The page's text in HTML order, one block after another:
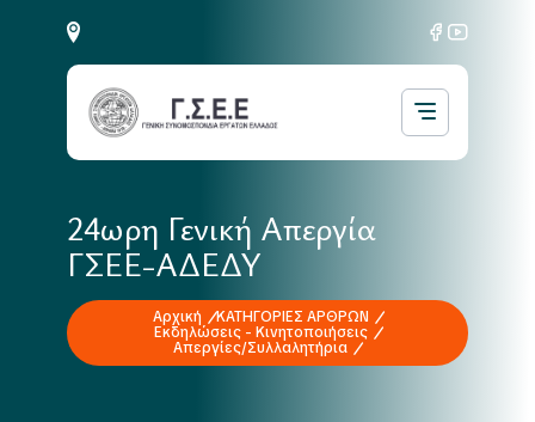
24ωρη Γενική Απεργία
ΓΣΕΕ-ΑΔΕΔΥ
Αρχική
ΚΑΤΗΓΟΡΙΕΣ ΑΡΘΡΩΝ
Εκδηλώσεις - Κινητοποιήσεις
Απεργίες/Συλλαλητήρια